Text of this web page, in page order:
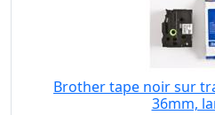
Brother tape noir sur
36mm,